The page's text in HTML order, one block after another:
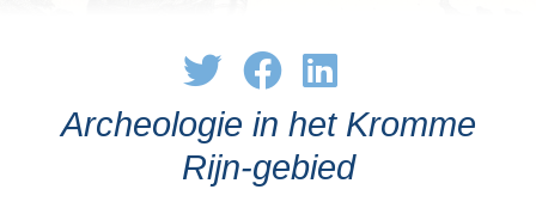
Archeologie in het Kromme
Rijn-gebied